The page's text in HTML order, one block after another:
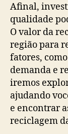
Afinal,
qualidade
O valor da
região para
fatores,
demanda e
iremos
ajudando
e encontrar
reciclagem